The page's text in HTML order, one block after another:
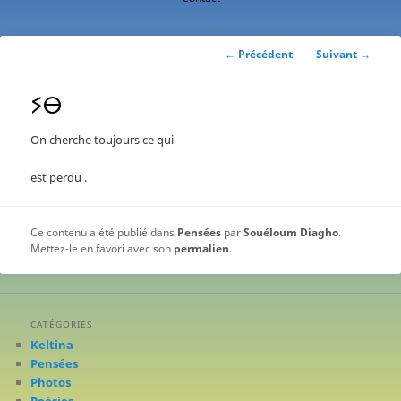
Navigation
← Précédent Suivant →
ⵢⴱ
On cherche toujours ce qui
est perdu .
Ce contenu a été publié dans Pensées parSouéloum Diagho.
Mettez-le en favori avec son permalien.
CATÉGORIES
Keltina
Pensées
Photos